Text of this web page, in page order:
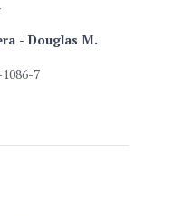
- Douglas M.
7